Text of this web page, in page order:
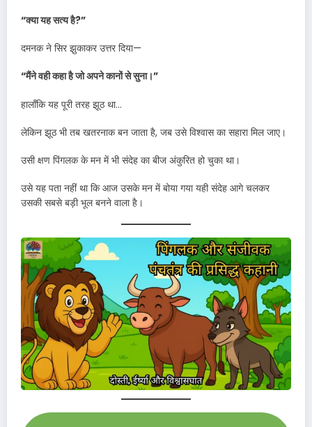
“क्या यह सत्य है?”
दमनक ने सिर झुकाकर उत्तर दिया—
“मैंने वही कहा है जो अपने कानों से सुना।”
हालाँकि यह पूरी तरह झूठ था…
लेकिन झूठ भी तब खतरनाक बन जाता है, जब उसे विश्वास का सहारा मिल जाए।
उसी क्षण पिंगलक के मन में भी संदेह का बीज अंकुरित हो चुका था।
उसे यह पता नहीं था कि आज उसके मन में बोया गया यही संदेह आगे चलकर
उसकी सबसे बड़ी भूल बनने वाला है।